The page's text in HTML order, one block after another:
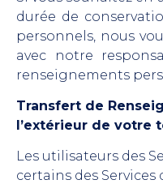
durée de
personnels, nous
avec notre
renseignements
Transfert de
l’extérieur de votre
Les utilisateurs des
certains des Services